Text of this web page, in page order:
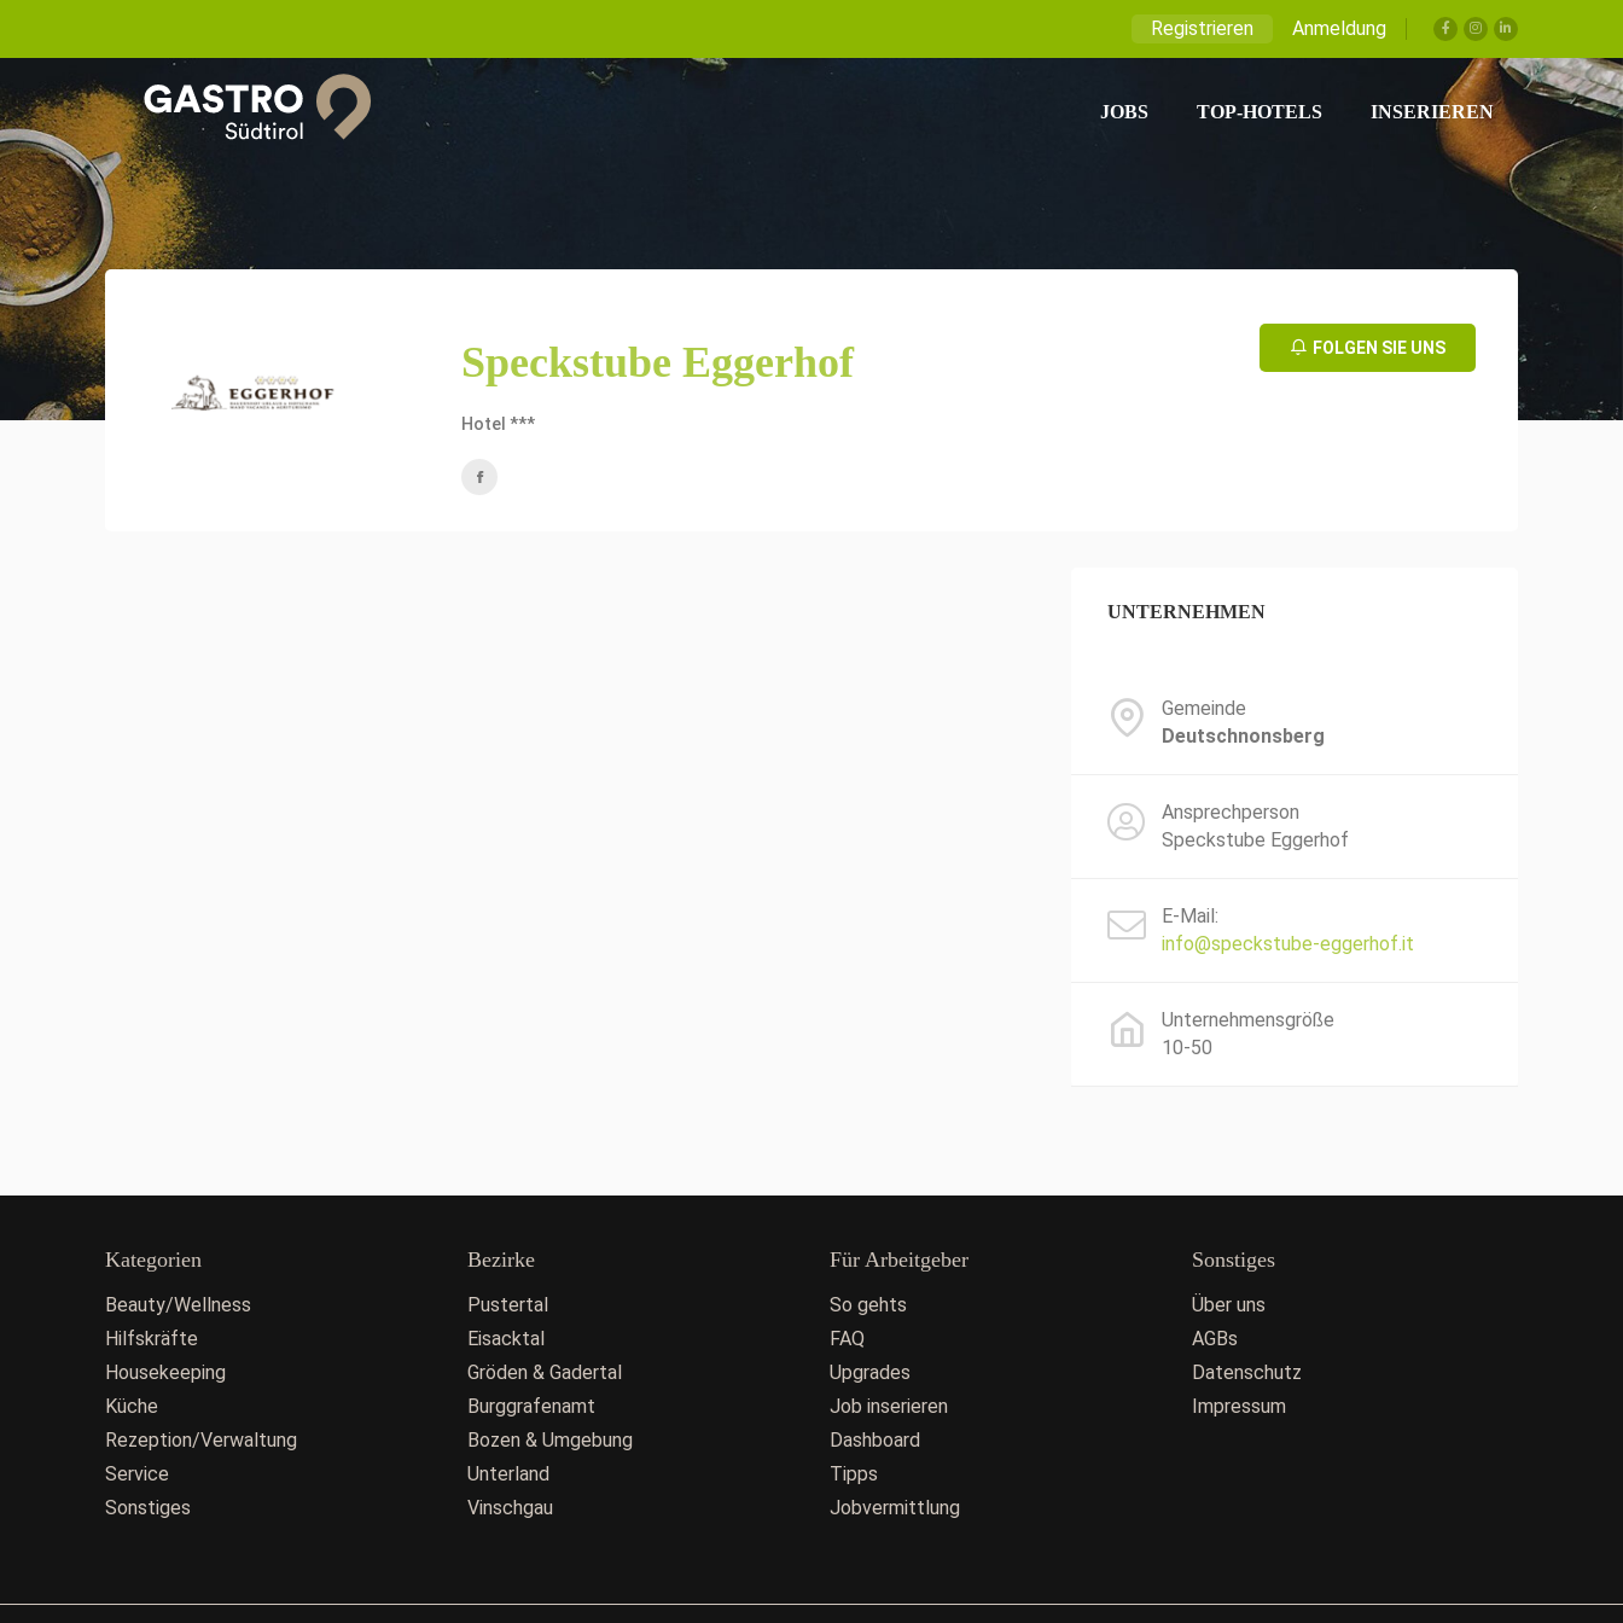
Registrieren Anmeldung
JOBS TOP-HOTELS INSERIEREN
Speckstube Eggerhof
Hotel ***
FOLGEN SIE UNS
UNTERNEHMEN
Gemeinde
Deutschnonsberg
Ansprechperson
Speckstube Eggerhof
E-Mail:
info@speckstube-eggerhof.it
Unternehmensgröße
10-50
Kategorien
Beauty/Wellness
Hilfskräfte
Housekeeping
Küche
Rezeption/Verwaltung
Service
Sonstiges
Bezirke
Pustertal
Eisacktal
Gröden & Gadertal
Burggrafenamt
Bozen & Umgebung
Unterland
Vinschgau
Für Arbeitgeber
So gehts
FAQ
Upgrades
Job inserieren
Dashboard
Tipps
Jobvermittlung
Sonstiges
Über uns
AGBs
Datenschutz
Impressum